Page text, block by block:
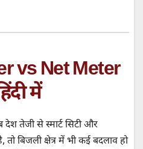
vs Net Meter
में
तेजी से स्मार्ट सिटी और
बिजली क्षेत्र में भी कई बदलाव हो